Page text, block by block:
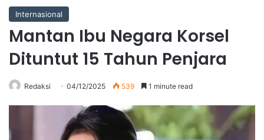
Internasional
Mantan Ibu Negara Korsel
Dituntut 15 Tahun Penjara
Redaksi 04/12/2025 539 1 minute read